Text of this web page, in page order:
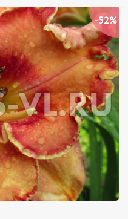
-52%